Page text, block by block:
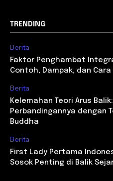
TRENDING
Berita
Faktor Penghambat
Contoh, Dampak, dan
Berita
Kelemahan Teori Arus
Perbandingannya dengan
Buddha
Berita
First Lady Pertama
Sosok Penting di Balik